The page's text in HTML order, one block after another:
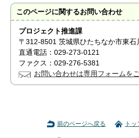
このページに関するお問い合わせ
プロジェクト推進課
〒312-8501 茨城県ひたちなか市東石
直通電話：029-273-0121
ファクス：029-276-5381
お問い合わせは専用フォームを
前のページへ戻る ト